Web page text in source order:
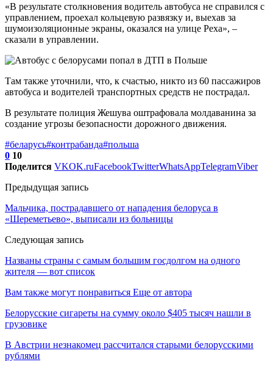
«В результате столкновения водитель автобуса не справился с
управлением, проехал кольцевую развязку и, выехав за
шумоизоляционные экраны, оказался на улице Реха», –
сказали в управлении.
Там также уточнили, что, к счастью, никто из 60 пассажиров
автобуса и водителей транспортных средств не пострадал.
В результате полиция Жешува оштрафовала молдаванина за
создание угрозы безопасности дорожного движения.
#беларусь#контрабанда#польша
0 10
Поделится VKOK.ruFacebookTwitterWhatsAppTelegramViber
Предыдущая запись
Мальчика, пострадавшего от нападения белоруса в
«Шереметьево», выписали из больницы
Следующая запись
Названы страны с самым большим госдолгом на одного
жителя — вот список
Вам также могут понравиться Еще от автора
Белорусские сигареты на сумму около $405 тысяч нашли в
грузовике
В Австрии незнакомец рассчитался старыми белорусскими
рублями